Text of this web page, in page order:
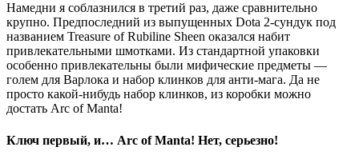
Намедни я соблазнился в третий раз, даже сравнительно
крупно. Предпоследний из выпущенных Dota 2-сундук под
названием Treasure of Rubiline Sheen оказался набит
привлекательными шмотками. Из стандартной упаковки
особенно привлекательны были мифические предметы —
голем для Варлока и набор клинков для анти-мага. Да не
просто какой-нибудь набор клинков, из коробки можно
достать Arc of Manta!
Ключ первый, и… Arc of Manta! Нет, серьезно!